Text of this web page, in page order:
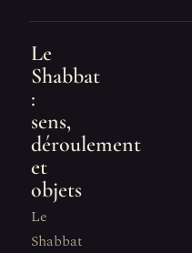
Le
Shabbat
:
sens,
déroulement
et
objets
Le
Shabbat